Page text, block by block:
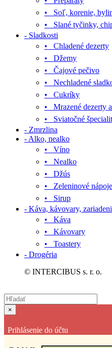
• Soľ, korenie,
• Slané tyčinky,
- Sladkosti
• Chladené dezerty
• Džemy
• Čajové pečivo
• Nechladené
• Cukríky
• Mrazené dezerty
• Sviatočné
- Zmrzlina
- Alko, nealko
• Víno
• Nealko
• Džús
• Zeleninové nápoje
• Sirup
- Káva, kávovary,
• Káva
• Kávovary
• Toastery
- Drogéria
© INTERCIBUS s. r. o.
×
Prihlásenie do účtu